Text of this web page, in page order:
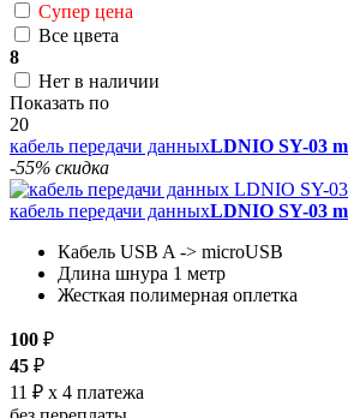
Супер цена
Все цвета
8
Нет в наличии
Показать по
20
кабель передачи данныхLDNIO SY-03
-55% скидка
кабель передачи данныхLDNIO SY-03
Кабель USB A -> microUSB
Длина шнура 1 метр
Жесткая полимерная оплетка
100 ₽
45 ₽
11 ₽ x 4 платежа